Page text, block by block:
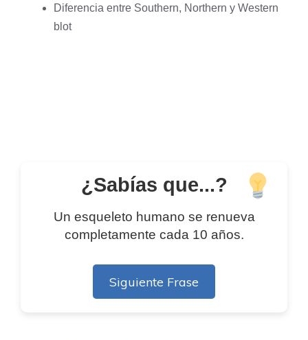
Diferencia entre Southern, Northern y Western
blot
¿Sabías que...?
Un esqueleto humano se renueva
completamente cada 10 años.
Siguiente Frase